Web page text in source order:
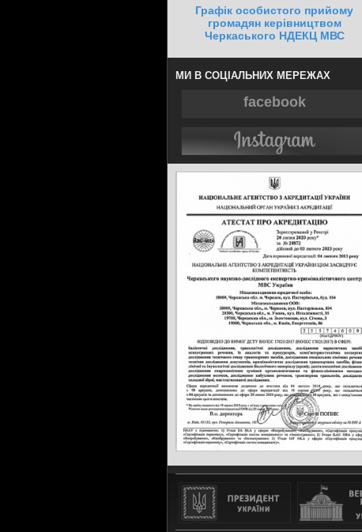
Графік особистого прийому
громадян керівництвом
Черкаського НДЕКЦ МВС
МИ В СОЦІАЛЬНИХ МЕРЕЖАХ
facebook